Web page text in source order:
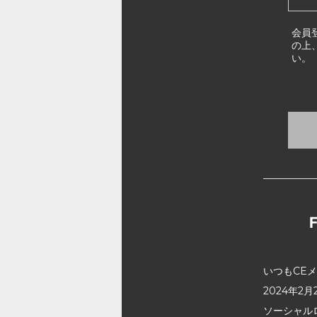
会員
の上
い。
いつもCE
2024年2月
ソーシャ